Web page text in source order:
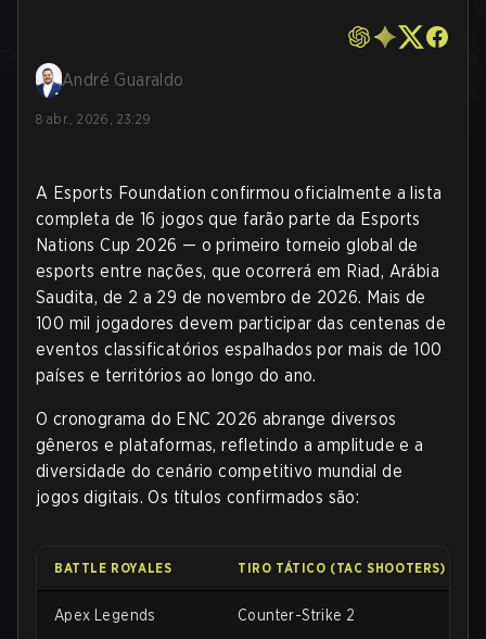
André Guaraldo
8 abr., 2026, 23:29
A Esports Foundation confirmou oficialmente a lista
completa de 16 jogos que farão parte da Esports
Nations Cup 2026 — o primeiro torneio global de
esports entre nações, que ocorrerá em Riad, Arábia
Saudita, de 2 a 29 de novembro de 2026. Mais de
100 mil jogadores devem participar das centenas de
eventos classificatórios espalhados por mais de 100
países e territórios ao longo do ano.
O cronograma do ENC 2026 abrange diversos
gêneros e plataformas, refletindo a amplitude e a
diversidade do cenário competitivo mundial de
jogos digitais. Os títulos confirmados são:
BATTLE ROYALES TIRO TÁTICO (TAC SHOOTERS)
Apex Legends Counter-Strike 2